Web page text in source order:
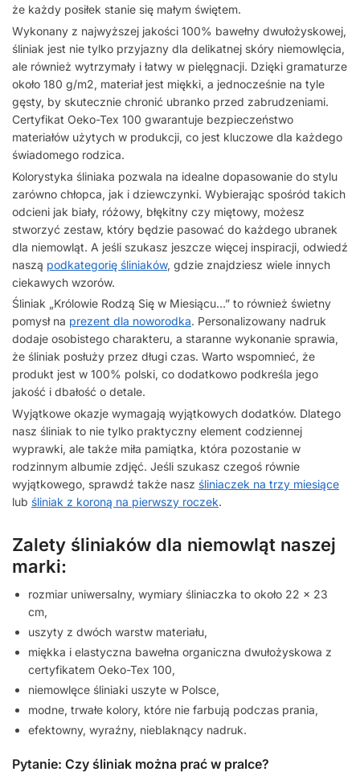
że każdy posiłek stanie się małym świętem.
Wykonany z najwyższej jakości 100% bawełny dwułożyskowej,
śliniak jest nie tylko przyjazny dla delikatnej skóry niemowlęcia,
ale również wytrzymały i łatwy w pielęgnacji. Dzięki gramaturze
około 180 g/m2, materiał jest miękki, a jednocześnie na tyle
gęsty, by skutecznie chronić ubranko przed zabrudzeniami.
Certyfikat Oeko-Tex 100 gwarantuje bezpieczeństwo
materiałów użytych w produkcji, co jest kluczowe dla każdego
świadomego rodzica.
Kolorystyka śliniaka pozwala na idealne dopasowanie do stylu
zarówno chłopca, jak i dziewczynki. Wybierając spośród takich
odcieni jak biały, różowy, błękitny czy miętowy, możesz
stworzyć zestaw, który będzie pasować do każdego ubranek
dla niemowląt. A jeśli szukasz jeszcze więcej inspiracji, odwiedź
naszą podkategorię śliniaków, gdzie znajdziesz wiele innych
ciekawych wzorów.
Śliniak „Królowie Rodzą Się w Miesiącu…” to również świetny
pomysł na prezent dla noworodka. Personalizowany nadruk
dodaje osobistego charakteru, a staranne wykonanie sprawia,
że śliniak posłuży przez długi czas. Warto wspomnieć, że
produkt jest w 100% polski, co dodatkowo podkreśla jego
jakość i dbałość o detale.
Wyjątkowe okazje wymagają wyjątkowych dodatków. Dlatego
nasz śliniak to nie tylko praktyczny element codziennej
wyprawki, ale także miła pamiątka, która pozostanie w
rodzinnym albumie zdjęć. Jeśli szukasz czegoś równie
wyjątkowego, sprawdź także nasz śliniaczek na trzy miesiące
lub śliniak z koroną na pierwszy roczek.
Zalety śliniaków dla niemowląt naszej
marki:
rozmiar uniwersalny, wymiary śliniaczka to około 22 x 23
cm,
uszyty z dwóch warstw materiału,
miękka i elastyczna bawełna organiczna dwułożyskowa z
certyfikatem Oeko-Tex 100,
niemowlęce śliniaki uszyte w Polsce,
modne, trwałe kolory, które nie farbują podczas prania,
efektowny, wyraźny, nieblaknący nadruk.
Pytanie: Czy śliniak można prać w pralce?